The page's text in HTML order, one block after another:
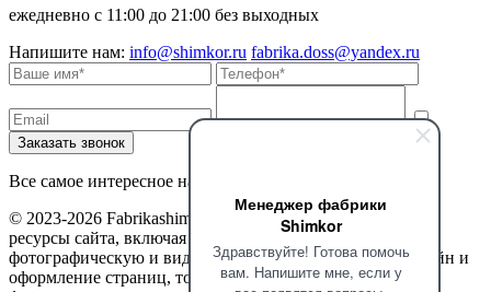
Менеджер фабрики
Shimkor
Здравствуйте! Готова помочь
вам. Напишите мне, если у
ежедневно с 11:00 до 21:00 без выходных
Напишите нам: info@shimkor.ru fabrika.doss@yandex.ru
Все самое интересное на наших страницах в соцсетях
© 2023-2026 Fabrikashimkor. Все права защищены. Все
ресурсы сайта, включая текстовую, графическую,
фотографическую и видео информацию, структуру, дизайн и
оформление страниц, товарные знаки, доменное имя,